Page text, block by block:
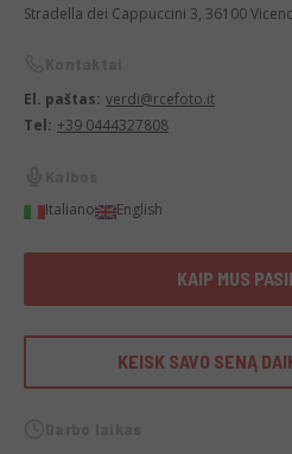
Stradella dei Cappuccini 3, 36100
El. paštas: verdi@rcefoto.it
Tel: +39 0444327808
Italiano
English
KAIP MUS
KEISK SAVO SENĄ